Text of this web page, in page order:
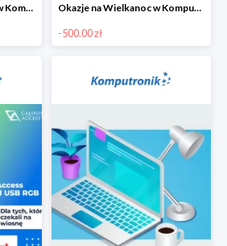
Wiosenny Power okazji w Komputronik - laptopy do 1300 zł Okazje na Wielkanoc w Komputronik do -500 zł
-500.00 zł